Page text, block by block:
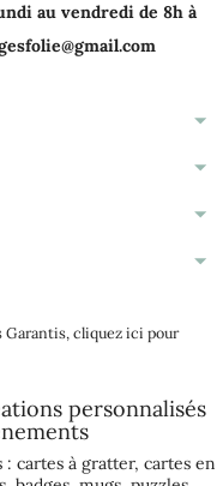
au vendredi de 8h à
Garantis,cliquez ici pour
personnalisés
: cartes à gratter, cartes en